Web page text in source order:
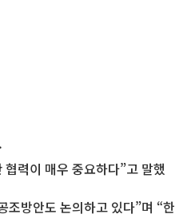
력이 매우 중요하다”고 말했
조방안도 논의하고 있다”며 “한